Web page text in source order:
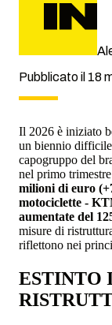
Pubblicato il 18
Il 2026 è iniziato
un biennio
capogruppo del
nel primo
milioni di euro
motociclette -
aumentate del
misure di
riflettono nei
ESTINTO